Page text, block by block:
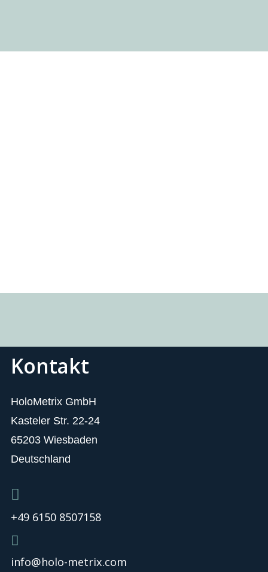
Kontakt
HoloMetrix GmbH
Kasteler Str. 22-24
65203 Wiesbaden
Deutschland
+49 6150 8507158
info@holo-metrix.com